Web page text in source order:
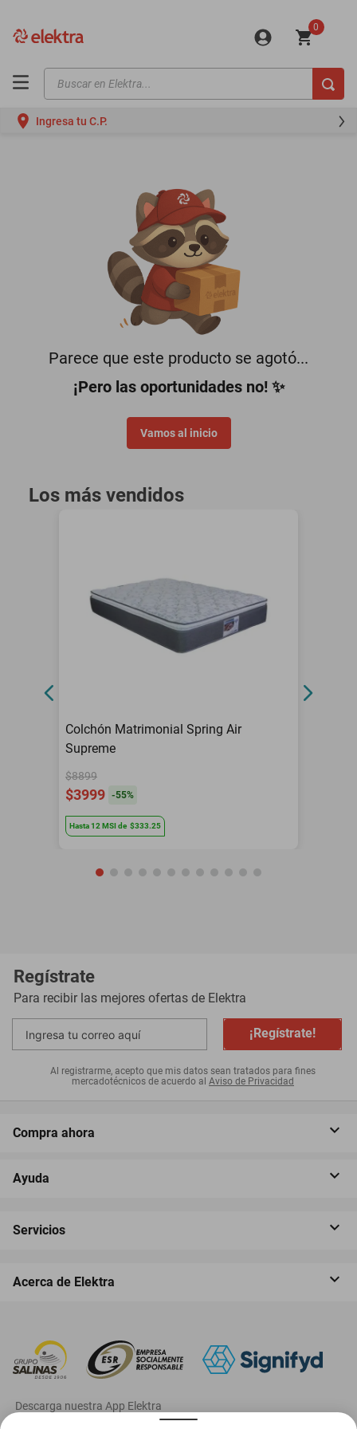
0
Buscar en Elektra...
Ingresa tu C.P.
Parece que este producto se agotó...
¡Pero las oportunidades no! ✨
Vamos al inicio
Los más vendidos
Colchón Matrimonial Spring Air
Supreme
$8899
$3999 -55%
Hasta12 MSIde $333.25
Regístrate
Para recibir las mejores ofertas de Elektra
¡Regístrate!
Al registrarme, acepto que mis datos sean tratados para fines
mercadotécnicos de acuerdo al Aviso de Privacidad
Compra ahora
Ayuda
Servicios
Acerca de Elektra
‎ Descarga nuestra App Elektra
motos
oppo
minisplit